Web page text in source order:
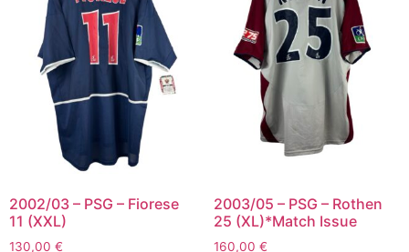
2002/03 – PSG – Fiorese
11 (XXL)
130,00 €
2003/05 – PSG – Rothen
25 (XL)*Match Issue
160,00 €